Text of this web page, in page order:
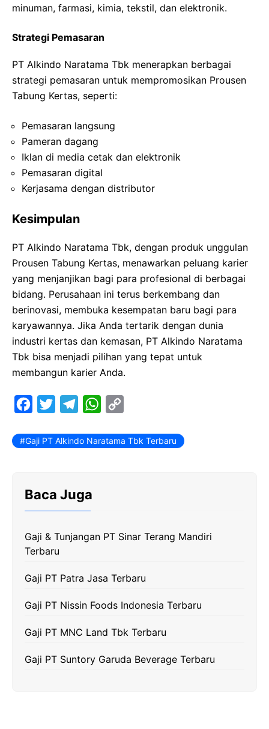
minuman, farmasi, kimia, tekstil, dan elektronik.
Strategi Pemasaran
PT Alkindo Naratama Tbk menerapkan berbagai
strategi pemasaran untuk mempromosikan Prousen
Tabung Kertas, seperti:
Pemasaran langsung
Pameran dagang
Iklan di media cetak dan elektronik
Pemasaran digital
Kerjasama dengan distributor
Kesimpulan
PT Alkindo Naratama Tbk, dengan produk unggulan
Prousen Tabung Kertas, menawarkan peluang karier
yang menjanjikan bagi para profesional di berbagai
bidang. Perusahaan ini terus berkembang dan
berinovasi, membuka kesempatan baru bagi para
karyawannya. Jika Anda tertarik dengan dunia
industri kertas dan kemasan, PT Alkindo Naratama
Tbk bisa menjadi pilihan yang tepat untuk
membangun karier Anda.
c
o
o
i
e
r
l
r
a
W
a
p
p
k
Gaji PT Alkindo Naratama Tbk Terbaru
Baca Juga
Gaji & Tunjangan PT Sinar Terang Mandiri
Terbaru
Gaji PT Patra Jasa Terbaru
Gaji PT Nissin Foods Indonesia Terbaru
Gaji PT MNC Land Tbk Terbaru
Gaji PT Suntory Garuda Beverage Terbaru